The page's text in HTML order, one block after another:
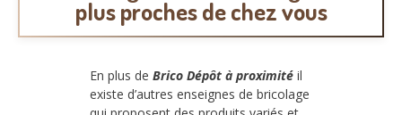
plus proches de chez vous
En plus de Brico Dépôt à proximité il
existe d’autres enseignes de bricolage